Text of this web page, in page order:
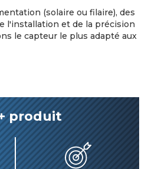
(solaire ou filaire), des
l'installation et de la précision
le capteur le plus adapté aux
produit